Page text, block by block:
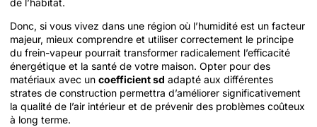
de l’habitat.
Donc, si vous vivez dans une région où l’humidité est un facteur
majeur, mieux comprendre et utiliser correctement le principe
du frein-vapeur pourrait transformer radicalement l’efficacité
énergétique et la santé de votre maison. Opter pour des
matériaux avec un coefficient sd adapté aux différentes
strates de construction permettra d’améliorer significativement
la qualité de l’air intérieur et de prévenir des problèmes coûteux
à long terme.